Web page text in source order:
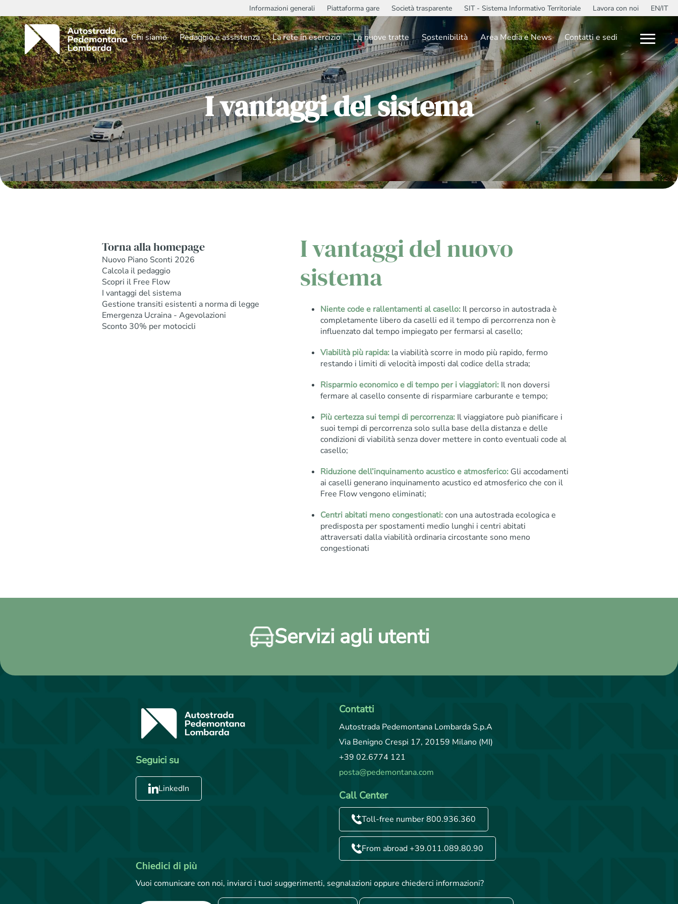
Informazioni generali Piattaforma gare Società trasparente SIT - Sistema Informativo Territoriale Lavora con noi EN/IT
Chi siamo Pedaggio e assistenza La rete in esercizio Le nuove tratte Sostenibilità Area Media e News Contatti e sedi
I vantaggi del sistema
Torna alla homepage
Nuovo Piano Sconti 2026
Calcola il pedaggio
Scopri il Free Flow
I vantaggi del sistema
Gestione transiti esistenti a norma di legge
Emergenza Ucraina - Agevolazioni
Sconto 30% per motocicli
I vantaggi del nuovo
sistema
Niente code e rallentamenti al casello:Il percorso in autostrada è
completamente libero da caselli ed il tempo di percorrenza non è
influenzato dal tempo impiegato per fermarsi al casello;
Viabilità più rapida:la viabilità scorre in modo più rapido, fermo
restando i limiti di velocità imposti dal codice della strada;
Risparmio economico e di tempo per i viaggiatori:Il non doversi
fermare al casello consente di risparmiare carburante e tempo;
Più certezza sui tempi di percorrenza:Il viaggiatore può pianificare i
suoi tempi di percorrenza solo sulla base della distanza e delle
condizioni di viabilità senza dover mettere in conto eventuali code al
casello;
Riduzione dell’inquinamento acustico e atmosferico:Gli accodamenti
ai caselli generano inquinamento acustico ed atmosferico che con il
Free Flow vengono eliminati;
Centri abitati meno congestionati:con una autostrada ecologica e
predisposta per spostamenti medio lunghi i centri abitati
attraversati dalla viabilità ordinaria circostante sono meno
congestionati
Servizi agli utenti
Seguici su
LinkedIn
Contatti
Autostrada Pedemontana Lombarda S.p.A
Via Benigno Crespi 17, 20159 Milano (MI)
+39 02.6774 121
posta@pedemontana.com
Call Center
Toll-free number 800.936.360
From abroad +39.011.089.80.90
Chiedici di più
Vuoi comunicare con noi, inviarci i tuoi suggerimenti, segnalazioni oppure chiederci informazioni?